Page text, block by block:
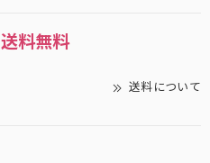
送料無料
送料について